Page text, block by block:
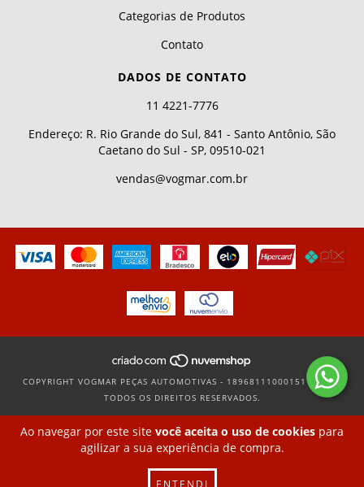
Ao navegar por este site você aceita o uso de cookies para
agilizar a sua experiência de compra.
ENTENDI
Categorias de Produtos
Contato
DADOS DE CONTATO
11 4221-7776
Endereço: R. Rio Grande do Sul, 841 - Santo Antônio, São
Caetano do Sul - SP, 09510-021
vendas@vogmar.com.br
COPYRIGHT VOGMAR PEÇAS AUTOMOTIVAS - 18968111000151 - 2026.
TODOS OS DIREITOS RESERVADOS.